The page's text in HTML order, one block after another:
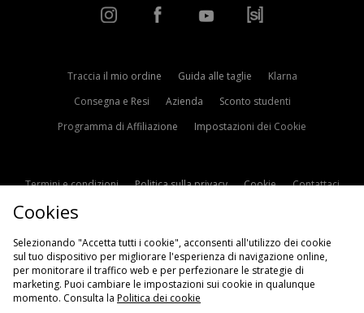
Traccia il mio ordine Guida alle taglie
Klarna
Consegna e Resi
Azienda
Sconto studenti
Programma di Affiliazione
Impostazioni dei Cookie
Termini e condizioni Politica sulla privacy Cookie
Contattaci
Cookies
Selezionando "Accetta tutti i cookie", acconsenti all'utilizzo dei cookie
sul tuo dispositivo per migliorare l'esperienza di navigazione online,
per monitorare il traffico web e per perfezionare le strategie di
marketing. Puoi cambiare le impostazioni sui cookie in qualunque
momento. Consulta la Politica dei cookie